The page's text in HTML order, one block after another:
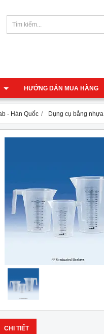
HƯỚNG DẪN MUA HÀNG
- Hàn Quốc Dụng cụ bằng nhựa
CHI TIẾT